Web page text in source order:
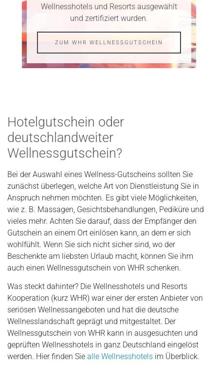
Wellnesshotels und Resorts ausgewählt
und zertifiziert wurden.
ZUM WHR WELLNESSGUTSCHEIN
Hotelgutschein oder
deutschlandweiter
Wellnessgutschein?
Bei der Auswahl eines Wellness-Gutscheins sollten Sie
zunächst überlegen, welche Art von Dienstleistung Sie in
Anspruch nehmen möchten. Es gibt viele Möglichkeiten,
wie z. B. Massagen, Gesichtsbehandlungen, Pediküre und
vieles mehr. Achten Sie darauf, dass der Empfänger den
Gutschein an einem Ort einlösen kann, an dem er sich
wohlfühlt. Wenn Sie sich nicht sicher sind, wo der
Beschenkte am liebsten Urlaub macht, können Sie ihm
auch einen Wellnessgutschein von WHR schenken.
Was steckt dahinter? Die Wellnesshotels und Resorts
Kooperation (kurz WHR) war einer der ersten Anbieter von
seriösen Wellnessangeboten und hat die deutsche
Wellnesslandschaft geprägt und mitgestaltet. Der
Wellnessgutschein von WHR kann in ausgesuchten und
geprüften Wellnesshotels in ganz Deutschland eingelöst
werden. Hier finden Sie alle Wellnesshotels im Überblick.